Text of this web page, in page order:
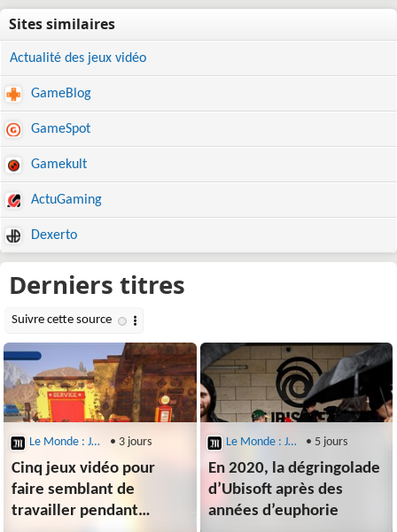
Actualité des jeux vidéo
GameBlog
GameSpot
Gamekult
ActuGaming
Dexerto
Le Monde : Jeux Vidéo • 3 jours
Cinq jeux vidéo pour
faire semblant de
travailler pendant
Le Monde : Jeux Vidéo • 5 jours
En 2020, la dégringolade
d’Ubisoft après des
années d’euphorie